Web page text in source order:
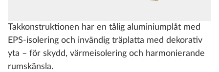
Takkonstruktionen har en tålig aluminiumplåt med
EPS-isolering och invändig träplatta med dekorativ
yta – för skydd, värmeisolering och harmonierande
rumskänsla.